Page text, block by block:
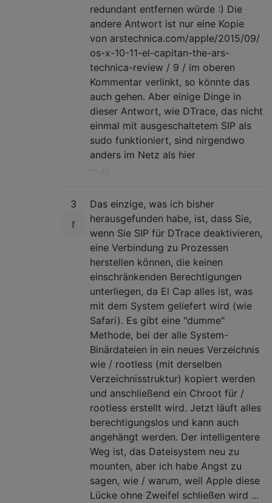
redundant entfernen würde :) Die
andere Antwort ist nur eine Kopie
von arstechnica.com/apple/2015/09/
os-x-10-11-el-capitan-the-ars-
technica-review / 9 / im oberen
Kommentar verlinkt, so könnte das
auch gehen. Aber einige Dinge in
dieser Antwort, wie DTrace, das nicht
einmal mit ausgeschaltetem SIP als
sudo funktioniert, sind nirgendwo
anders im Netz als hier
JJ
3
Das einzige, was ich bisher
herausgefunden habe, ist, dass Sie,
wenn Sie SIP für DTrace deaktivieren,
eine Verbindung zu Prozessen
herstellen können, die keinen
einschränkenden Berechtigungen
unterliegen, da El Cap alles ist, was
mit dem System geliefert wird (wie
Safari). Es gibt eine "dumme"
Methode, bei der alle System-
Binärdateien in ein neues Verzeichnis
wie / rootless (mit derselben
Verzeichnisstruktur) kopiert werden
und anschließend ein Chroot für /
rootless erstellt wird. Jetzt läuft alles
berechtigungslos und kann auch
angehängt werden. Der intelligentere
Weg ist, das Dateisystem neu zu
mounten, aber ich habe Angst zu
sagen, wie / warum, weil Apple diese
Lücke ohne Zweifel schließen wird ...